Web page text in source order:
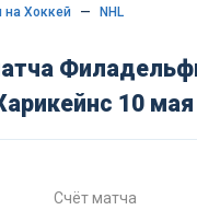
на Хоккей NHL
10
Счёт матча